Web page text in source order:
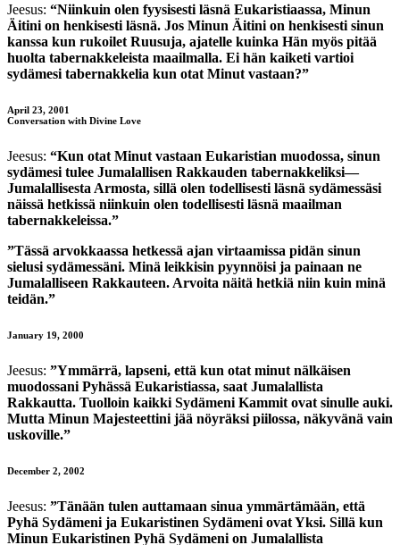
Jeesus: “Niinkuin olen fyysisesti läsnä Eukaristiaassa, Minun
Äitini on henkisesti läsnä. Jos Minun Äitini on henkisesti sinun
kanssa kun rukoilet Ruusuja, ajatelle kuinka Hän myös pitää
huolta tabernakkeleista maailmalla. Ei hän kaiketi vartioi
sydämesi tabernakkelia kun otat Minut vastaan?”
April 23, 2001
Conversation with Divine Love
Jeesus: “Kun otat Minut vastaan Eukaristian muodossa, sinun
sydämesi tulee Jumalallisen Rakkauden tabernakkeliksi—
Jumalallisesta Armosta, sillä olen todellisesti läsnä sydämessäsi
näissä hetkissä niinkuin olen todellisesti läsnä maailman
tabernakkeleissa.”
”Tässä arvokkaassa hetkessä ajan virtaamissa pidän sinun
sielusi sydämessäni. Minä leikkisin pyynnöisi ja painaan ne
Jumalalliseen Rakkauteen. Arvoita näitä hetkiä niin kuin minä
teidän.”
January 19, 2000
Jeesus: ”Ymmärrä, lapseni, että kun otat minut nälkäisen
muodossani Pyhässä Eukaristiassa, saat Jumalallista
Rakkautta. Tuolloin kaikki Sydämeni Kammit ovat sinulle auki.
Mutta Minun Majesteettini jää nöyräksi piilossa, näkyvänä vain
uskoville.”
December 2, 2002
Jeesus: ”Tänään tulen auttamaan sinua ymmärtämään, että
Pyhä Sydämeni ja Eukaristinen Sydämeni ovat Yksi. Sillä kun
Minun Eukaristinen Pyhä Sydämeni on Jumalallista